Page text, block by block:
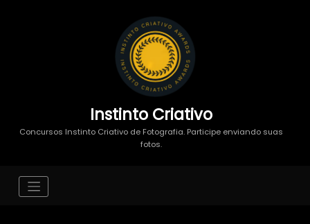
Instinto Criativo
Concursos Instinto Criativo de Fotografia. Participe enviando suas
fotos.